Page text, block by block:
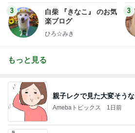
3
白柴 『きなこ』 のお気
楽ブログ
ひろ☆みき
3
もっと見る
親子レクで見た大変そう
Amebaトピックス 1日前